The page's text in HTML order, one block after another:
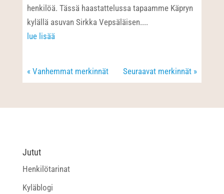
henkilöä. Tässä haastattelussa tapaamme Käpryn
kylällä asuvan Sirkka Vepsäläisen....
lue lisää
« Vanhemmat merkinnät Seuraavat merkinnät »
Jutut
Henkilötarinat
Kyläblogi